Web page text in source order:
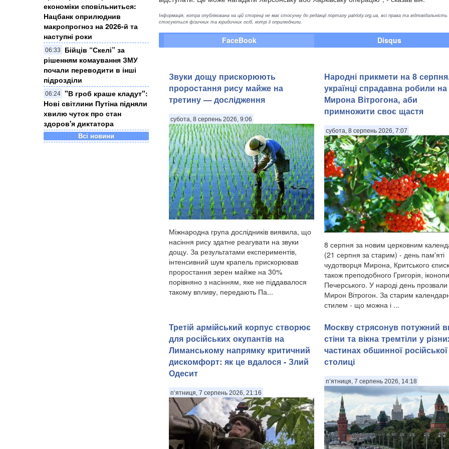
економіки сповільниться:
Нацбанк оприлюднив
макропрогноз на 2026-й та
наступні роки
06:33
Бійців “Скелі” за
рішенням комаування ЗМУ
почали переводити в інші
підрозділи
06:24 "В гроб краше кладут":
Нові світлини Путіна підняли
хвилю чуток про стан
здоров'я диктатора
Всі новини
Інформація, котра опублікована на цій сторінці не має стосунку до редакції порталу patrioty.org.ua, всі права та відповідальність
стосуються фізичних та юридичних осіб, котрі її оприлюднили.
FaceBook Disqus
Звуки дощу прискорюють
проростання рису майже на
третину — дослідження
субота, 8 серпень 2026, 9:06
Міжнародна група дослідників виявила, що
насіння рису здатне реагувати на звуки
дощу. За результатами експериментів,
інтенсивний шум крапель прискорював
проростання зерен майже на 30%
порівняно з насінням, яке не піддавалося
такому впливу, передають Па...
Народні прикмети на 8
українці спрадавна робили на
Мирона Вітрогона, аби
примножити своє щастя
субота, 8 серпень 2026, 7:07
8 серпня за новим церковним
(21 серпня за старим) - день пам'яті
чудотворця Мирона, Критського
також преподобного Григорія,
Печерського. У народі день прозвали
Мирон Вітрогон. За старим
стилем - що можна і ...
Третій армійський корпус створює
для російських окупантів на
Лиманському напрямку критичний
дискомфорт: як це вдалося - Злий
Одесит
п’ятниця, 7 серпень 2026, 21:16
Москву стрясонув потужний
стіни та вікна тремтіли у
частинах обшинної російської
столиці
п’ятниця, 7 серпень 2026, 14:18